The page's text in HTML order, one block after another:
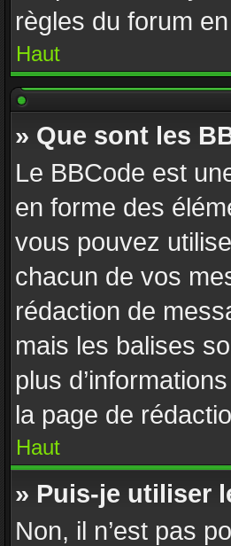
règles du forum
Haut
» Que sont les
Le BBCode est
en forme des
vous pouvez
chacun de vos
rédaction de
mais les balises
plus
la page de
Haut
» Puis-je utiliser
Non, il n’est pas